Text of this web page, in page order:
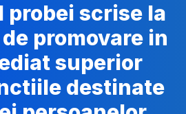
probei scrise la
promovare in
superior
destinate